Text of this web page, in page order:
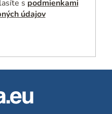
s podmienkami
údajov